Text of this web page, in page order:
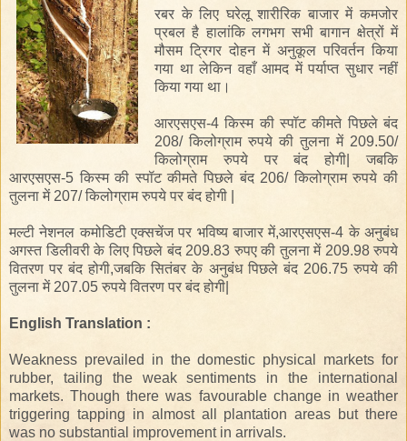
रबर के लिए घरेलू शारीरिक बाजार में कमजोर
प्रबल है हालांकि लगभग सभी बागान क्षेत्रों में
मौसम ट्रिगर दोहन में अनुकूल परिवर्तन किया
गया था लेकिन वहाँ आमद में पर्याप्त सुधार नहीं
किया गया था।
आरएसएस-4 किस्म की स्पॉट कीमते पिछले बंद
208/ किलोग्राम रुपये की तुलना में 209.50/
किलोग्राम रुपये पर बंद होगी| जबकि
आरएसएस-5 किस्म की स्पॉट कीमते पिछले बंद 206/ किलोग्राम रुपये की
तुलना में 207/ किलोग्राम रुपये पर बंद होगी |
मल्टी नेशनल कमोडिटी एक्सचेंज पर भविष्य बाजार में,आरएसएस-4 के अनुबंध
अगस्त डिलीवरी के लिए पिछले बंद 209.83 रुपए की तुलना में 209.98 रुपये
वितरण पर बंद होगी,जबकि सितंबर के अनुबंध पिछले बंद 206.75 रुपये की
तुलना में 207.05 रुपये वितरण पर बंद होगी|
English Translation :
Weakness prevailed in the domestic physical markets for
rubber, tailing the weak sentiments in the international
markets. Though there was favourable change in weather
triggering tapping in almost all plantation areas but there
was no substantial improvement in arrivals.